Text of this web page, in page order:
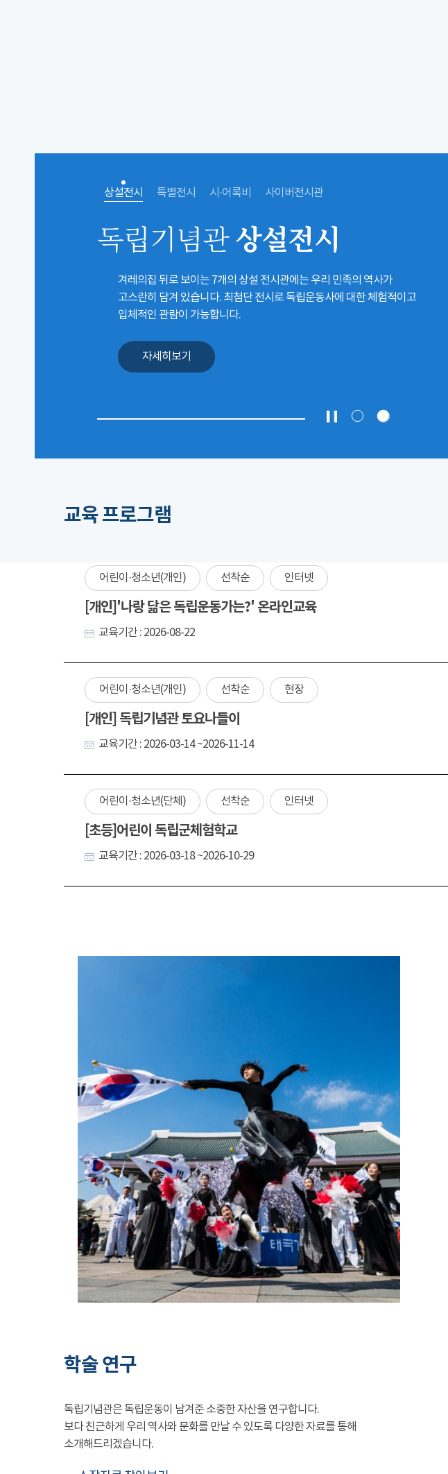
상설전시 특별전시 시·어록비 사이버전시관
독립기념관상설전시
겨레의집 뒤로 보이는 7개의 상설 전시관에는 우리 민족의 역사가
고스란히 담겨 있습니다. 최첨단 전시로 독립운동사에 대한 체험적이고
입체적인 관람이 가능합니다.
자세히보기
교육 프로그램
어린이·청소년(개인) 선착순 인터넷
[개인]'나랑 닮은 독립운동가는?' 온라인교육
교육기간 : 2026-08-22
어린이·청소년(개인) 선착순 현장
[개인] 독립기념관 토요나들이
교육기간 : 2026-03-14 ~2026-11-14
어린이·청소년(단체) 선착순 인터넷
[초등]어린이 독립군체험학교
교육기간 : 2026-03-18 ~2026-10-29
학술 연구
독립기념관은 독립운동이 남겨준 소중한 자산을 연구합니다.
보다 친근하게 우리 역사와 문화를 만날 수 있도록 다양한 자료를 통해
소개해드리겠습니다.